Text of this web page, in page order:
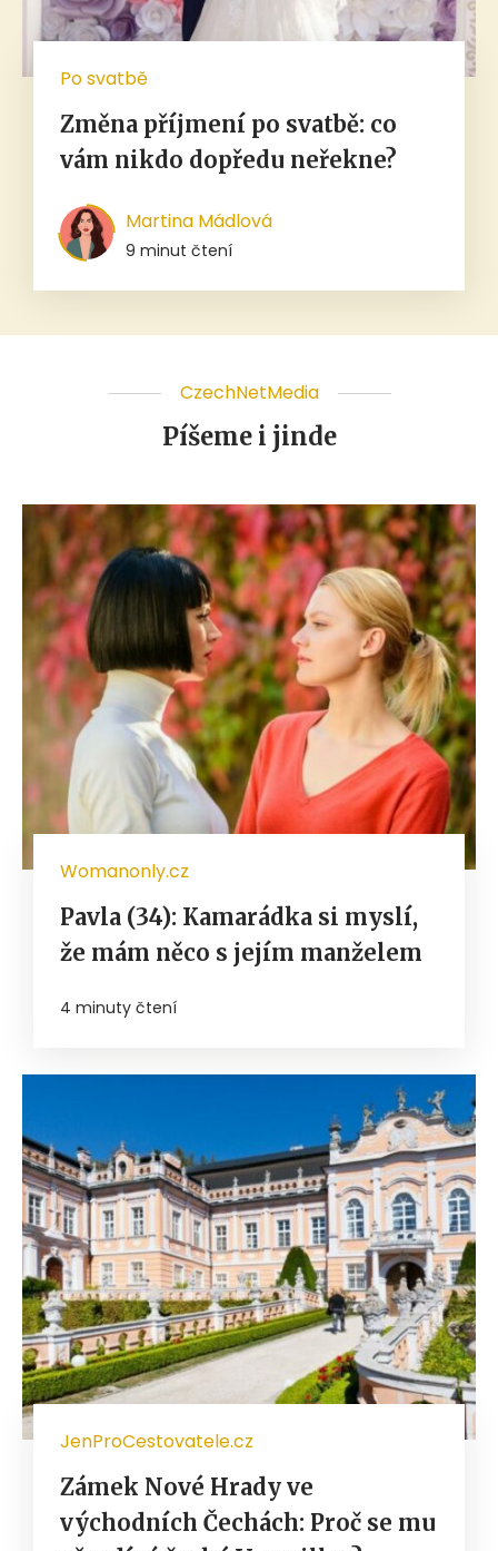
Po svatbě
Změna příjmení po svatbě: co
vám nikdo dopředu neřekne?
Martina Mádlová
9 minut čtení
CzechNetMedia
Píšeme i jinde
Womanonly.cz
Pavla (34): Kamarádka si myslí,
že mám něco s jejím manželem
4 minuty čtení
JenProCestovatele.cz
Zámek Nové Hrady ve
východních Čechách: Proč se mu